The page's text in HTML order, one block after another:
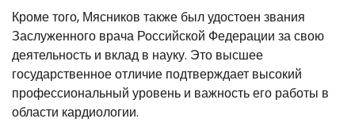
Кроме того, Мясников также был удостоен звания
Заслуженного врача Российской Федерации за свою
деятельность и вклад в науку. Это высшее
государственное отличие подтверждает высокий
профессиональный уровень и важность его работы в
области кардиологии.